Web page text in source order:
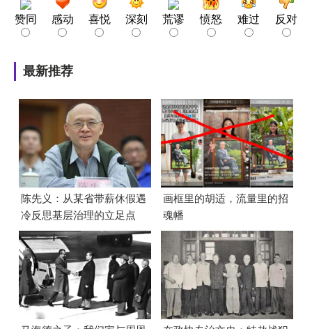
赞同 感动 喜悦 深刻 荒谬 愤怒 难过 反对
最新推荐
陈先义：从某省带薪休假遇
冷反思基层治理的立足点
画框里的胡适，流量里的招
魂幡